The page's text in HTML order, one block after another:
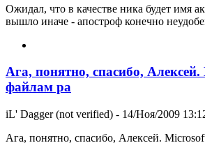
Ожидал, что в качестве ника будет имя
вышло иначе - апостроф конечно
Ага, понятно, спасибо, Алексей.
файлам ра
iL' Dagger (not verified) - 14/Ноя/2009
Ага, понятно, спасибо, Алексей.